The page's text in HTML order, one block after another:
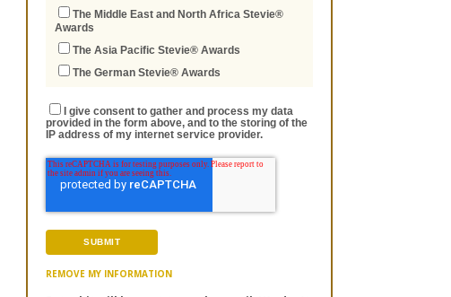
The Middle East and North Africa Stevie®
Awards
The Asia Pacific Stevie® Awards
The German Stevie® Awards
I give consent to gather and process my data
provided in the form above, and to the storing of the
IP address of my internet service provider.
REMOVE MY INFORMATION